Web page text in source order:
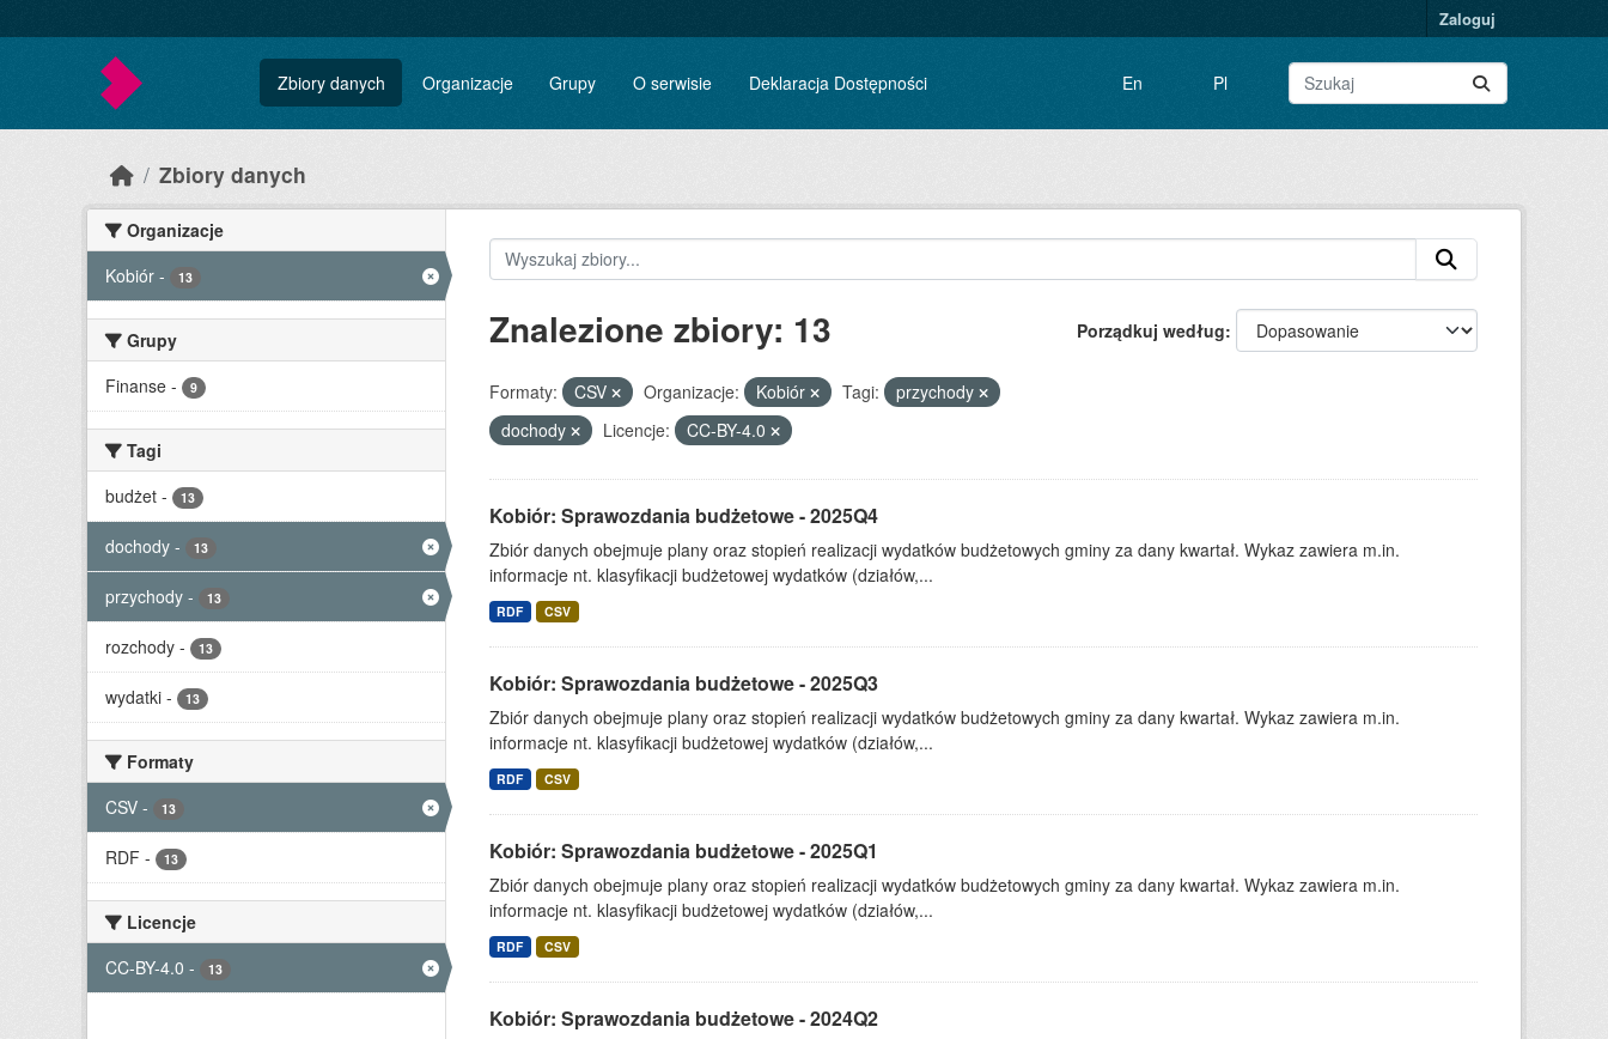
Zaloguj
Zbiory danych Organizacje Grupy O serwisie Deklaracja Dostępności En Pl
Zbiory danych
Organizacje
Kobiór - 13
Grupy
Finanse - 9
Tagi
budżet - 13
dochody - 13
przychody - 13
rozchody - 13
wydatki - 13
Formaty
CSV - 13
RDF - 13
Licencje
CC-BY-4.0 - 13
Porządkuj według
Znalezione zbiory: 13
Formaty: CSV Organizacje: Kobiór Tagi:
przychody
dochody
Licencje: CC-BY-4.0
Kobiór: Sprawozdania budżetowe - 2025Q4
Zbiór danych obejmuje plany oraz stopień realizacji wydatków budżetowych gminy za dany kwartał. Wykaz zawiera m.in.
informacje nt. klasyfikacji budżetowej wydatków (działów,...
RDF CSV
Kobiór: Sprawozdania budżetowe - 2025Q3
Zbiór danych obejmuje plany oraz stopień realizacji wydatków budżetowych gminy za dany kwartał. Wykaz zawiera m.in.
informacje nt. klasyfikacji budżetowej wydatków (działów,...
RDF CSV
Kobiór: Sprawozdania budżetowe - 2025Q1
Zbiór danych obejmuje plany oraz stopień realizacji wydatków budżetowych gminy za dany kwartał. Wykaz zawiera m.in.
informacje nt. klasyfikacji budżetowej wydatków (działów,...
RDF CSV
Kobiór: Sprawozdania budżetowe - 2024Q2